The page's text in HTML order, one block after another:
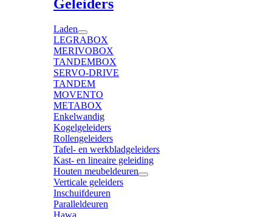
Geleiders
Laden
LEGRABOX
MERIVOBOX
TANDEMBOX
SERVO-DRIVE
TANDEM
MOVENTO
METABOX
Enkelwandig
Kogelgeleiders
Rollengeleiders
Tafel- en werkbladgeleiders
Kast- en lineaire geleiding
Houten meubeldeuren
Verticale geleiders
Inschuifdeuren
Paralleldeuren